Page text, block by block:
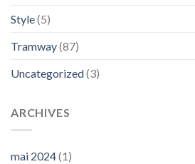
Style(5)
Tramway(87)
Uncategorized(3)
ARCHIVES
mai 2024(1)